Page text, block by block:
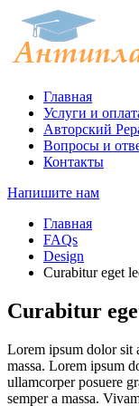
Главная
Услуги и
Авторский
Вопросы и
Контакты
Напишите нам
Главная
FAQs
Design
Curabitur eget
Curabitur
Lorem ipsum dolor sit
massa. Lorem ipsum
ullamcorper posuere
semper a massa.